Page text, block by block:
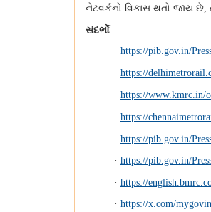
નેટવર્કનો વિકાસ થતો જાય છે,
સંદર્ભો
· https://pib.gov.in/
· https://
· https://www.kmrc.in/
· https://
· https://pib.gov.in/
· https://pib.gov.in/
· https://
· https://x.com/